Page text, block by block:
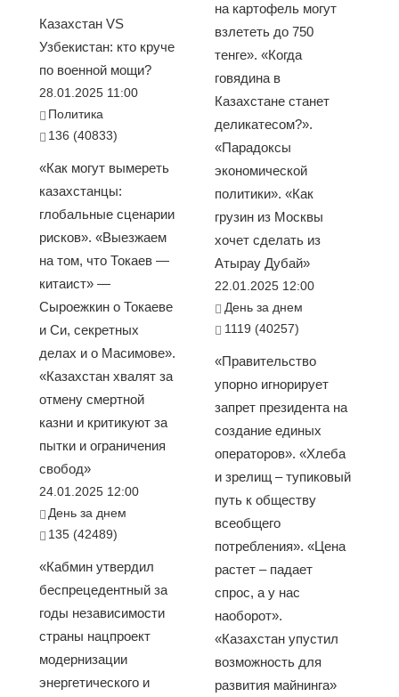
Казахстан VS
Узбекистан: кто круче
по военной мощи?
28.01.2025 11:00
Политика
136 (40833)
«Как могут вымереть
казахстанцы:
глобальные сценарии
рисков». «Выезжаем
на том, что Токаев —
китаист» —
Сыроежкин о Токаеве
и Си, секретных
делах и о Масимове».
«Казахстан хвалят за
отмену смертной
казни и критикуют за
пытки и ограничения
свобод»
24.01.2025 12:00
День за днем
135 (42489)
«Кабмин утвердил
беспрецедентный за
годы независимости
страны нацпроект
модернизации
энергетического и
на картофель могут
взлететь до 750
тенге». «Когда
говядина в
Казахстане станет
деликатесом?».
«Парадоксы
экономической
политики». «Как
грузин из Москвы
хочет сделать из
Атырау Дубай»
22.01.2025 12:00
День за днем
1119 (40257)
«Правительство
упорно игнорирует
запрет президента на
создание единых
операторов». «Хлеба
и зрелищ – тупиковый
путь к обществу
всеобщего
потребления». «Цена
растет – падает
спрос, а у нас
наоборот».
«Казахстан упустил
возможность для
развития майнинга»